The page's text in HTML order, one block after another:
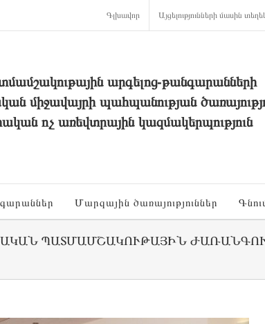
Գլխավոր Այցելությունների մասին
արգելոց-թանգարանների
միջավայրի պահպանության
ոչ առեվտրային կազմակերպություն
Մարզային ծառայություններ
ՊԱՏՄԱՄՇԱԿՈՒԹԱՅԻՆ